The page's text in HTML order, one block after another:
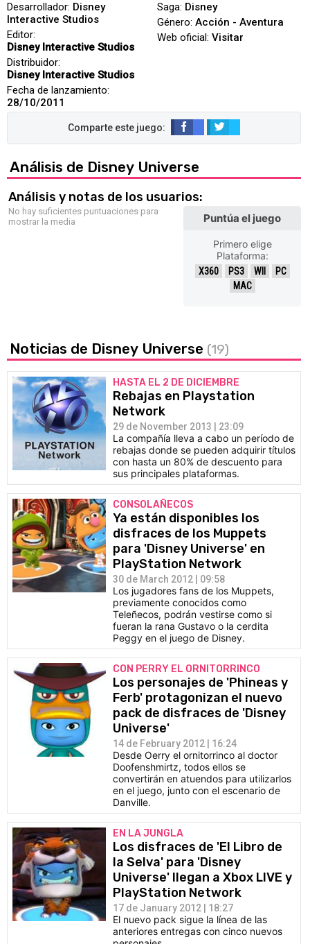
Desarrollador: Disney
Interactive Studios
Editor:
Disney Interactive Studios
Distribuidor:
Disney Interactive Studios
Fecha de lanzamiento:
28/10/2011
Saga: Disney
Género: Acción - Aventura
Web oficial: Visitar
Análisis de Disney Universe
Análisis y notas de los usuarios:
No hay suficientes puntuaciones para
mostrar la media
Puntúa el juego
Primero elige
Plataforma:
X360 PS3 WII
PC
MAC
Noticias de Disney Universe (19)
HASTA EL 2 DE DICIEMBRE
Rebajas en Playstation
Network
29 de November 2013 | 23:09
La compañía lleva a cabo un período de
rebajas donde se pueden adquirir títulos
con hasta un 80% de descuento para
sus principales plataformas.
CONSOLAÑECOS
Ya están disponibles los
disfraces de los Muppets
para 'Disney Universe' en
PlayStation Network
30 de March 2012 | 09:58
Los jugadores fans de los Muppets,
previamente conocidos como
Teleñecos, podrán vestirse como si
fueran la rana Gustavo o la cerdita
Peggy en el juego de Disney.
CON PERRY EL ORNITORRINCO
Los personajes de 'Phineas y
Ferb' protagonizan el nuevo
pack de disfraces de 'Disney
Universe'
14 de February 2012 | 16:24
Desde Oerry el ornitorrinco al doctor
Doofenshmirtz, todos ellos se
convertirán en atuendos para utilizarlos
en el juego, junto con el escenario de
Danville.
EN LA JUNGLA
Los disfraces de 'El Libro de
la Selva' para 'Disney
Universe' llegan a Xbox LIVE y
PlayStation Network
17 de January 2012 | 18:27
El nuevo pack sigue la línea de las
anteriores entregas con cinco nuevos